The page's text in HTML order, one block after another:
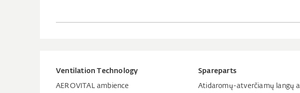
Ventilation Technology
AEROVITAL ambience
Spareparts
Atidaromų-atverčiamų langų